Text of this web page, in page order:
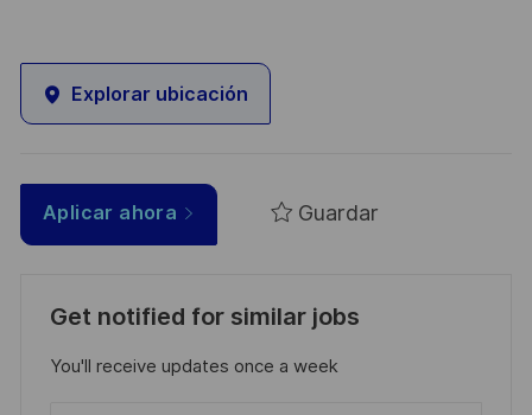
Explorar ubicación
Aplicar ahora Guardar
Get notified for similar jobs
You'll receive updates once a week